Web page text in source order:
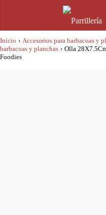
Inicio › Accesorios para barbacoas y
barbacoas y planchas › Olla
Foodies